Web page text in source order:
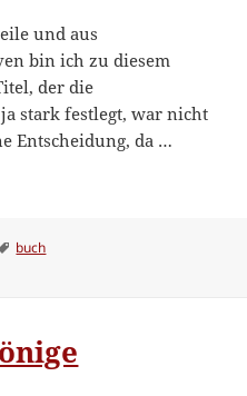
und aus
bin ich zu diesem
der die
stark festlegt, war nicht
Entscheidung, da …
Schlagwörter
buch
Bibel nach Biff